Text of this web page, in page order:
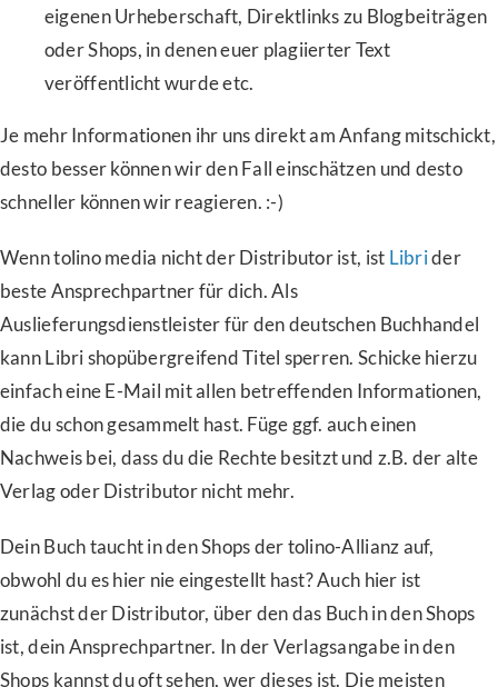
eigenen Urheberschaft, Direktlinks zu Blogbeiträgen
oder Shops, in denen euer plagiierter Text
veröffentlicht wurde etc.
Je mehr Informationen ihr uns direkt am Anfang mitschickt,
desto besser können wir den Fall einschätzen und desto
schneller können wir reagieren. :-)
Wenn tolino media nicht der Distributor ist, ist Librider
beste Ansprechpartner für dich. Als
Auslieferungsdienstleister für den deutschen Buchhandel
kann Libri shopübergreifend Titel sperren. Schicke hierzu
einfach eine E-Mail mit allen betreffenden Informationen,
die du schon gesammelt hast. Füge ggf. auch einen
Nachweis bei, dass du die Rechte besitzt und z.B. der alte
Verlag oder Distributor nicht mehr.
Dein Buch taucht in den Shops der tolino-Allianz auf,
obwohl du es hier nie eingestellt hast? Auch hier ist
zunächst der Distributor, über den das Buch in den Shops
ist, dein Ansprechpartner. In der Verlagsangabe in den
Shops kannst du oft sehen, wer dieses ist. Die meisten